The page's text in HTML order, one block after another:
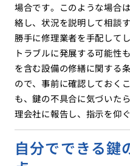
場合です。このような場合
絡し、状況を説明して相談
勝手に修理業者を手配して
トラブルに発展する可能性
を含む設備の修繕に関する
ので、事前に確認しておく
も、鍵の不具合に気づいた
理会社に報告し、指示を仰
自分でできる鍵